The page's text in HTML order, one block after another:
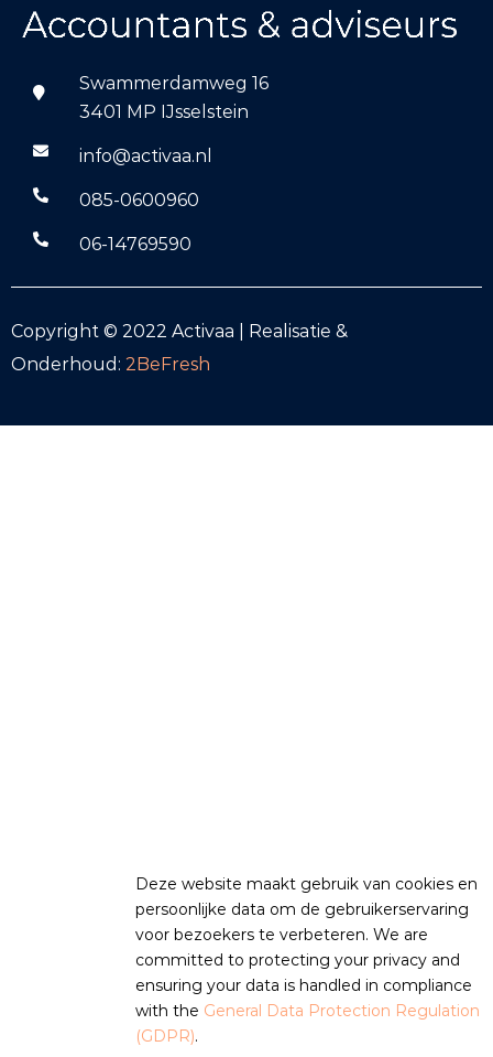
Swammerdamweg 16
3401 MP IJsselstein
info@activaa.nl
085-0600960
06-14769590
Copyright © 2022 Activaa | Realisatie &
Onderhoud: 2BeFresh
Deze website maakt gebruik van cookies en
persoonlijke data om de gebruikerservaring
voor bezoekers te verbeteren. We are
committed to protecting your privacy and
ensuring your data is handled in compliance
with the General Data Protection Regulation
(GDPR).